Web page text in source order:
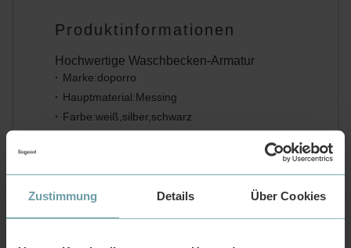
Zustimmung Details Über Cookies
Produktinformationen
Hochwertige Waschbecken-Armatur
Marke:doporro
Hauptmaterial:Messing
Farbe:weiß,silber,schwarz
1 x Montageanleitung
Lieferung nach
Deutschland,Österreich,Frankreich und